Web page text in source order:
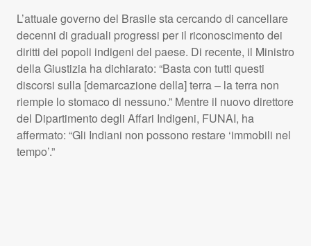
L’attuale governo del Brasile sta cercando di cancellare
decenni di graduali progressi per il riconoscimento dei
diritti dei popoli indigeni del paese. Di recente, il Ministro
della Giustizia ha dichiarato: “Basta con tutti questi
discorsi sulla [demarcazione della] terra – la terra non
riempie lo stomaco di nessuno.” Mentre il nuovo direttore
del Dipartimento degli Affari Indigeni, FUNAI, ha
affermato: “Gli Indiani non possono restare ‘immobili nel
tempo’.”